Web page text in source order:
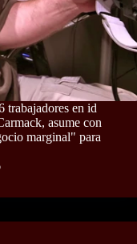
trabajadores en id
asume con
marginal" para